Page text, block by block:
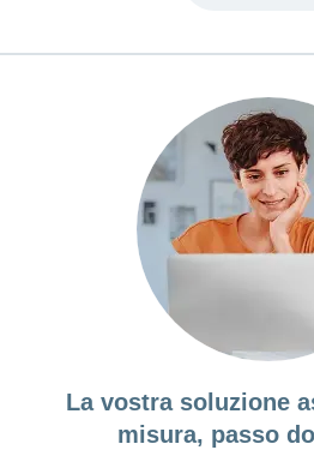
La vostra soluzione
misura, passo